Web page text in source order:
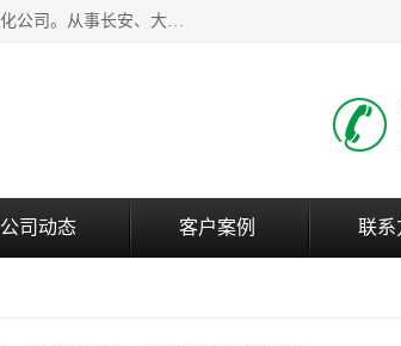
广东食安膳食管理服务有限公司是一家集干货粮油、肉禽蔬菜等食品加工、配送及食堂承包于一体的专业化公司。从事长安、大朗、大岭山、厚街、虎门等地区的蔬菜配送服务。 专业的服务队伍，以及完善的服务机制，经过多年的努力拼搏，赢得了广大客户的信赖和支持。
公司动态 客户案例 联系